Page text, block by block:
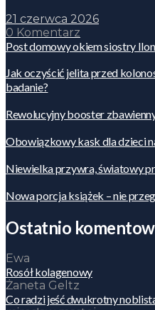
21 czerwca 2026
0 Komentarz
Post domowy okiem siostry
Jak oczyścić jelita przed
badanie?
Rewolucyjny booster
Obowiązkowy kask dla dzieci
Niewielka przywra, światowy
Nowa porcja książek – nie
Ostatnio
Ewa
Rosół kolagenowy
Żaneta Geltz
Co radzi jeść dwukrotny